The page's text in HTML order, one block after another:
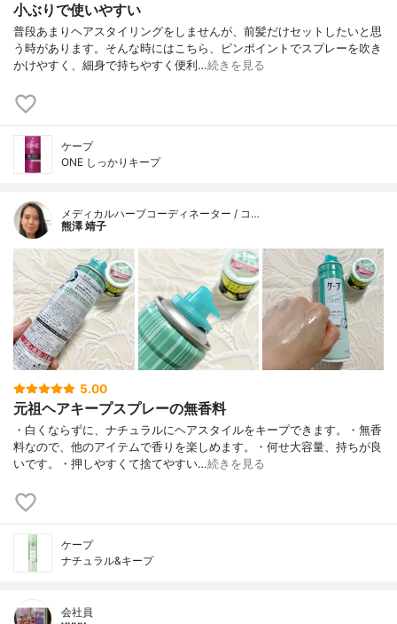
小ぶりで使いやすい
普段あまりヘアスタイリングをしませんが、前髪だけセットしたいと思
う時があります。そんな時にはこちら、ピンポイントでスプレーを吹き
かけやすく、細身で持ちやすく便利…続きを見る
ケープ
ONE しっかりキープ
メディカルハーブコーディネーター / コ…
熊澤 靖子
5.00
元祖ヘアキープスプレーの無香料
・白くならずに、ナチュラルにヘアスタイルをキープできます。・無香
料なので、他のアイテムで香りを楽しめます。・何せ大容量、持ちが良
いです。・押しやすくて捨てやすい…続きを見る
ケープ
ナチュラル&キープ
会社員